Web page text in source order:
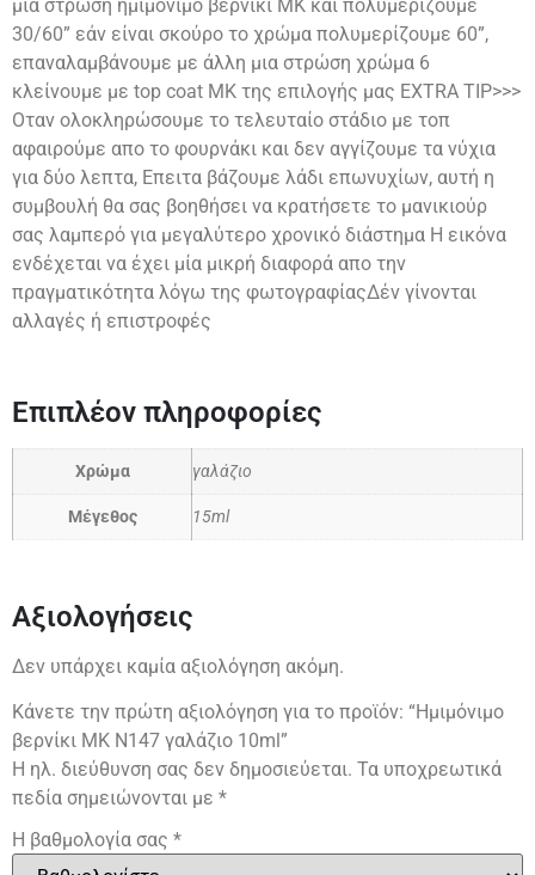
μία στρώση ημιμόνιμο βερνίκι ΜΚ και πολυμερίζουμε
30/60” εάν είναι σκούρο το χρώμα πολυμερίζουμε 60”,
επαναλαμβάνουμε με άλλη μια στρώση χρώμα 6
κλείνουμε με top coat ΜΚ της επιλογής μας EXTRA TIP>>>
Οταν ολοκληρώσουμε το τελευταίο στάδιο με τοπ
αφαιρούμε απο το φουρνάκι και δεν αγγίζουμε τα νύχια
για δύο λεπτα, Επειτα βάζουμε λάδι επωνυχίων, αυτή η
συμβουλή θα σας βοηθήσει να κρατήσετε το μανικιούρ
σας λαμπερό για μεγαλύτερο χρονικό διάστημα Η εικόνα
ενδέχεται να έχει μία μικρή διαφορά απο την
πραγματικότητα λόγω της φωτογραφίαςΔέν γίνονται
αλλαγές ή επιστροφές
Επιπλέον πληροφορίες
Χρώμα γαλάζιο
Μέγεθος 15ml
Αξιολογήσεις
Δεν υπάρχει καμία αξιολόγηση ακόμη.
Κάνετε την πρώτη αξιολόγηση για το προϊόν: “Ημιμόνιμο
βερνίκι ΜΚ Ν147 γαλάζιο 10ml”
Η ηλ. διεύθυνση σας δεν δημοσιεύεται. Τα υποχρεωτικά
πεδία σημειώνονται με *
Η βαθμολογία σας *